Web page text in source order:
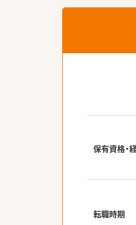
保有資格・
転職時期